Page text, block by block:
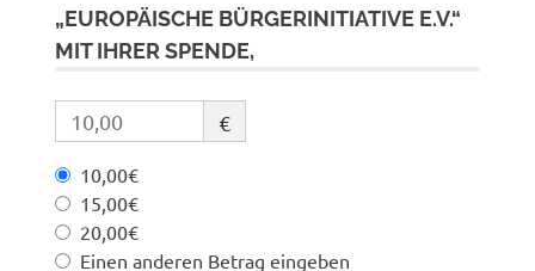
„EUROPÄISCHE BÜRGERINITIATIVE E.V.“
MIT IHRER SPENDE,
€
10,00€
15,00€
20,00€
Einen anderen Betrag eingeben